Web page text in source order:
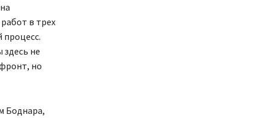
в трех
процесс.
не
но
Боднара,